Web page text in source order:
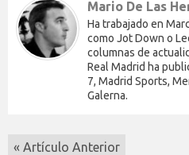
Mario De Las
Ha trabajado en
como Jot Down o
columnas de
Real Madrid ha
7, Madrid Sports,
Galerna.
« Artículo Anterior